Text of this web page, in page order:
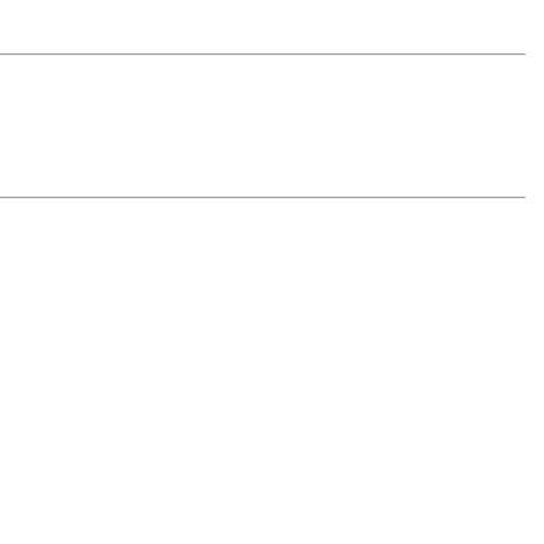
Vipps, Klarna och Google Pay.
debiteras kortet/fakturan.